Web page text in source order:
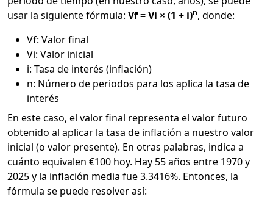
usar la siguiente fórmula: Vf = Vi × (1 + i)n, donde:
Vf: Valor final
Vi: Valor inicial
i: Tasa de interés (inflación)
n: Número de periodos para los aplica la tasa de
interés
En este caso, el valor final representa el valor futuro
obtenido al aplicar la tasa de inflación a nuestro valor
inicial (o valor presente). En otras palabras, indica a
cuánto equivalen €100 hoy. Hay 55 años entre 1970 y
2025 y la inflación media fue 3.3416%. Entonces, la
fórmula se puede resolver así: